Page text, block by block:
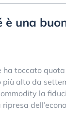
è una
ha toccato
più alto da
la